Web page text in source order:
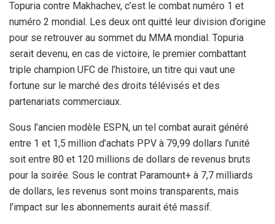
Topuria contre Makhachev, c’est le combat numéro 1 et
numéro 2 mondial. Les deux ont quitté leur division d’origine
pour se retrouver au sommet du MMA mondial. Topuria
serait devenu, en cas de victoire, le premier combattant
triple champion UFC de l’histoire, un titre qui vaut une
fortune sur le marché des droits télévisés et des
partenariats commerciaux.
Sous l’ancien modèle ESPN, un tel combat aurait généré
entre 1 et 1,5 million d’achats PPV à 79,99 dollars l’unité
soit entre 80 et 120 millions de dollars de revenus bruts
pour la soirée. Sous le contrat Paramount+ à 7,7 milliards
de dollars, les revenus sont moins transparents, mais
l’impact sur les abonnements aurait été massif.